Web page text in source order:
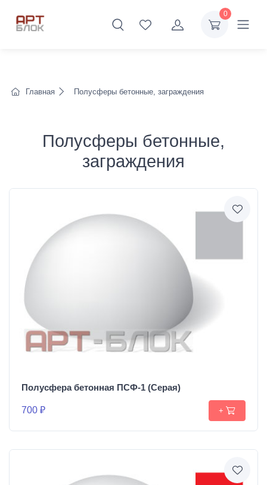
0
Главная Полусферы бетонные, заграждения
Полусферы бетонные,
заграждения
Полусфера бетонная ПСФ-1 (Серая)
700 ₽ +